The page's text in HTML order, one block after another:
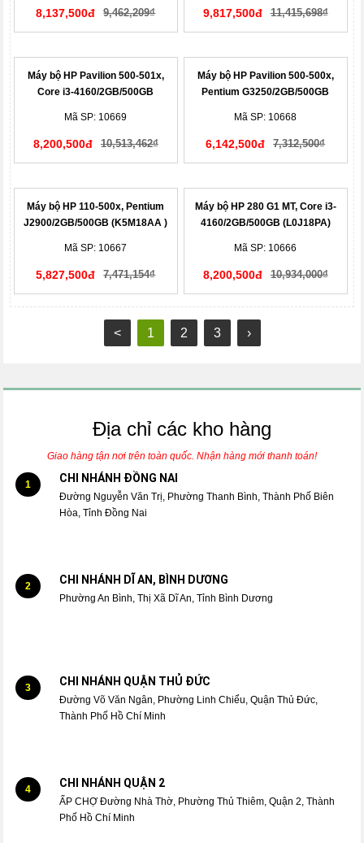
8,137,500đ 9,462,209₫ 9,817,500đ 11,415,698₫
Máy bộ HP Pavilion 500-501x,
Core i3-4160/2GB/500GB
Mã SP: 10669
8,200,500đ 10,513,462₫
Máy bộ HP Pavilion 500-500x,
Pentium G3250/2GB/500GB
Mã SP: 10668
6,142,500đ 7,312,500₫
Máy bộ HP 110-500x, Pentium
J2900/2GB/500GB (K5M18AA )
Mã SP: 10667
5,827,500đ 7,471,154₫
Máy bộ HP 280 G1 MT, Core i3-
4160/2GB/500GB (L0J18PA)
Mã SP: 10666
8,200,500đ 10,934,000₫
< 1 2 3 ›
Địa chỉ các kho hàng
Giao hàng tận nơi trên toàn quốc. Nhận hàng mới thanh toán!
1 CHI NHÁNH ĐỒNG NAI
Đường Nguyễn Văn Trị, Phường Thanh Bình, Thành Phố Biên
Hòa, Tỉnh Đồng Nai
2 CHI NHÁNH DĨ AN, BÌNH DƯƠNG
Phường An Bình, Thị Xã Dĩ An, Tỉnh Bình Dương
3 CHI NHÁNH QUẬN THỦ ĐỨC
Đường Võ Văn Ngân, Phường Linh Chiểu, Quận Thủ Đức,
Thành Phố Hồ Chí Minh
4 CHI NHÁNH QUẬN 2
ẤP CHỢ Đường Nhà Thờ, Phường Thủ Thiêm, Quận 2, Thành
Phố Hồ Chí Minh